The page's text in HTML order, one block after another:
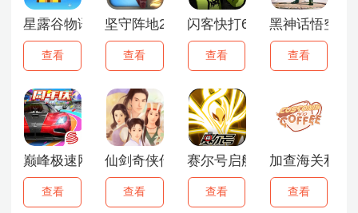
星露谷物语1.6.15手机版
查看
坚守阵地2安卓版
查看
闪客快打6手机版
查看
黑神话悟空手
查看
巅峰极速网易版
查看
仙剑奇侠传1
查看
赛尔号启航手游
查看
加查海关和咖
查看